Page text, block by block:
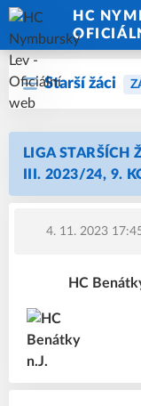
HC
Starší žáci
LIGA STARŠÍCH
III. 2023/24, 9.
4. 11. 2023
HC